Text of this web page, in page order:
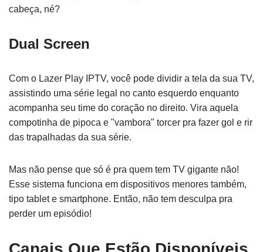
cabeça, né?
Dual Screen
Com o Lazer Play IPTV, você pode dividir a tela da sua TV,
assistindo uma série legal no canto esquerdo enquanto
acompanha seu time do coração no direito. Vira aquela
compotinha de pipoca e "vambora" torcer pra fazer gol e rir
das trapalhadas da sua série.
Mas não pense que só é pra quem tem TV gigante não!
Esse sistema funciona em dispositivos menores também,
tipo tablet e smartphone. Então, não tem desculpa pra
perder um episódio!